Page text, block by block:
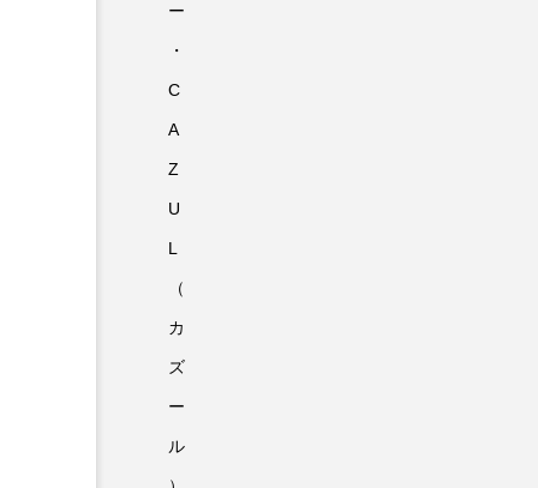
ー
・
C
A
Z
U
L
（
カ
ズ
ー
ル